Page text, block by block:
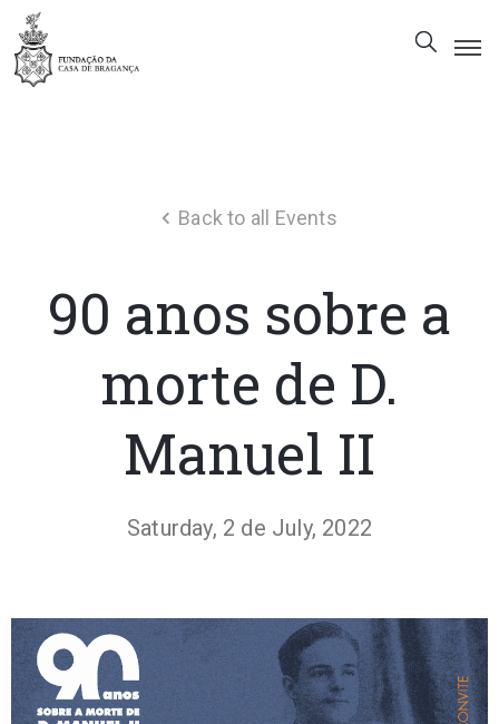
Gallery
Back to all Events
90 anos sobre a
morte de D.
Manuel II
Saturday, 2 de July, 2022